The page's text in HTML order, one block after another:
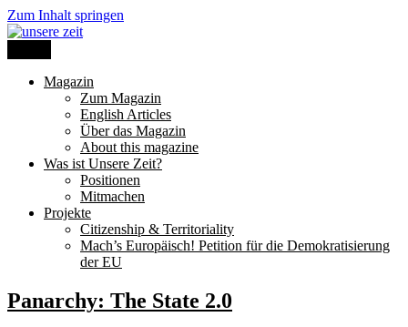
Zum Inhalt springen
unsere zeit
Magazin
Zum Magazin
English Articles
Über das Magazin
About this magazine
Was ist Unsere Zeit?
Positionen
Mitmachen
Projekte
Citizenship & Territoriality
Mach’s Europäisch! Petition für die Demokratisierung
der EU
Panarchy: The State 2.0